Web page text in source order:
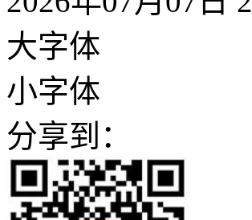
大字体
小字体
分享到：